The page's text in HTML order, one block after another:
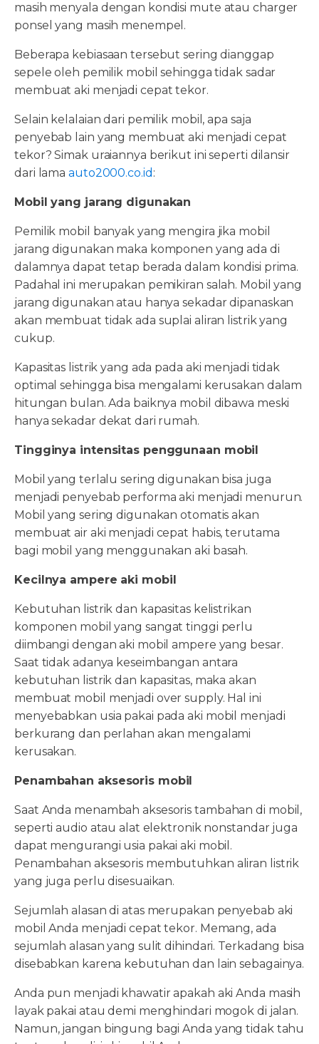
masih menyala dengan kondisi mute atau charger
ponsel yang masih menempel.
Beberapa kebiasaan tersebut sering dianggap
sepele oleh pemilik mobil sehingga tidak sadar
membuat aki menjadi cepat tekor.
Selain kelalaian dari pemilik mobil, apa saja
penyebab lain yang membuat aki menjadi cepat
tekor? Simak uraiannya berikut ini seperti dilansir
dari lamaauto2000.co.id :
Mobil yang jarang digunakan
Pemilik mobil banyak yang mengira jika mobil
jarang digunakan maka komponen yang ada di
dalamnya dapat tetap berada dalam kondisi prima.
Padahal ini merupakan pemikiran salah. Mobil yang
jarang digunakan atau hanya sekadar dipanaskan
akan membuat tidak ada suplai aliran listrik yang
cukup.
Kapasitas listrik yang ada pada aki menjadi tidak
optimal sehingga bisa mengalami kerusakan dalam
hitungan bulan. Ada baiknya mobil dibawa meski
hanya sekadar dekat dari rumah.
Tingginya intensitas penggunaan mobil
Mobil yang terlalu sering digunakan bisa juga
menjadi penyebab performa aki menjadi menurun.
Mobil yang sering digunakan otomatis akan
membuat air aki menjadi cepat habis, terutama
bagi mobil yang menggunakan aki basah.
Kecilnya ampere aki mobil
Kebutuhan listrik dan kapasitas kelistrikan
komponen mobil yang sangat tinggi perlu
diimbangi dengan aki mobil ampere yang besar.
Saat tidak adanya keseimbangan antara
kebutuhan listrik dan kapasitas, maka akan
membuat mobil menjadi over supply. Hal ini
menyebabkan usia pakai pada aki mobil menjadi
berkurang dan perlahan akan mengalami
kerusakan.
Penambahan aksesoris mobil
Saat Anda menambah aksesoris tambahan di mobil,
seperti audio atau alat elektronik nonstandar juga
dapat mengurangi usia pakai aki mobil.
Penambahan aksesoris membutuhkan aliran listrik
yang juga perlu disesuaikan.
Sejumlah alasan di atas merupakan penyebab aki
mobil Anda menjadi cepat tekor. Memang, ada
sejumlah alasan yang sulit dihindari. Terkadang bisa
disebabkan karena kebutuhan dan lain sebagainya.
Anda pun menjadi khawatir apakah aki Anda masih
layak pakai atau demi menghindari mogok di jalan.
Namun, jangan bingung bagi Anda yang tidak tahu